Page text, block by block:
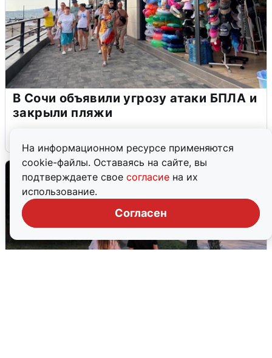
На информационном ресурсе применяются
cookie-файлы. Оставаясь на сайте, вы
подтверждаете свое согласие на их
использование.
Согласен
В Сочи объявили угрозу атаки БПЛА и
закрыли пляжи